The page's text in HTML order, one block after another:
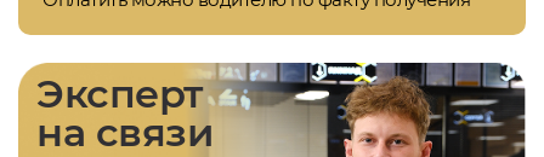
Эксперт
на связи